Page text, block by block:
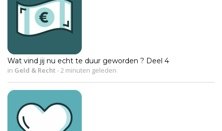
Wat vind jij nu echt te duur geworden ? Deel 4
in Geld & Recht- 2 minuten geleden